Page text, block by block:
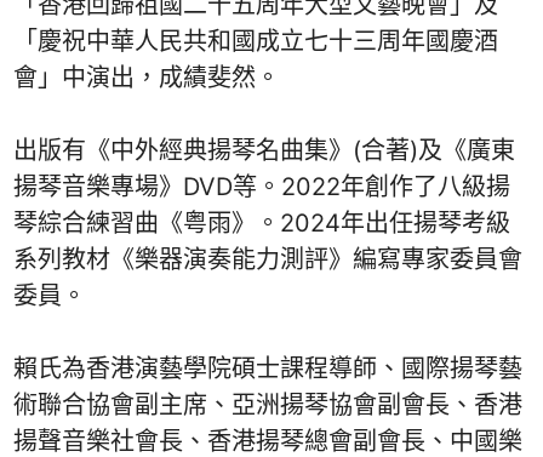
「慶祝中華人民共和國成立七十三周年國慶酒
會」中演出，成績斐然。
出版有《中外經典揚琴名曲集》(合著)及《廣東
揚琴音樂專場》DVD等。2022年創作了八級揚
琴綜合練習曲《粤雨》。2024年出任揚琴考級
系列教材《樂器演奏能力測評》編寫專家委員會
委員。
賴氏為香港演藝學院碩士課程導師、國際揚琴藝
術聯合協會副主席、亞洲揚琴協會副會長、香港
揚聲音樂社會長、香港揚琴總會副會長、中國樂